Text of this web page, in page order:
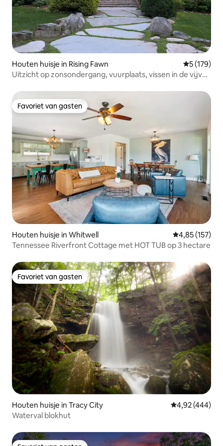
Houten huisje in Rising Fawn
5 (179)
Uitzicht op zonsondergang, vuurplaats, vissen in de vijver,
Favoriet van gasten
Favoriet van gasten
Houten huisje in Whitwell Gemiddelde
4,85 (157)
Tennessee Riverfront Cottage met HOT TUB op 3 hectare
Favoriet van gasten
Favoriet van gasten
Houten huisje in Tracy City Gemiddelde
4,92 (444)
Waterval blokhut